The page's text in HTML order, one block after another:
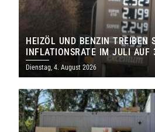
HEIZÖL UND BENZIN TREIBEN
INFLATIONSRATE IM JULI AUF
Dienstag, 4. August 2026